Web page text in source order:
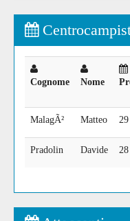
Cognome Nome
MalagÃ² Matteo 29
Pradolin Davide 28